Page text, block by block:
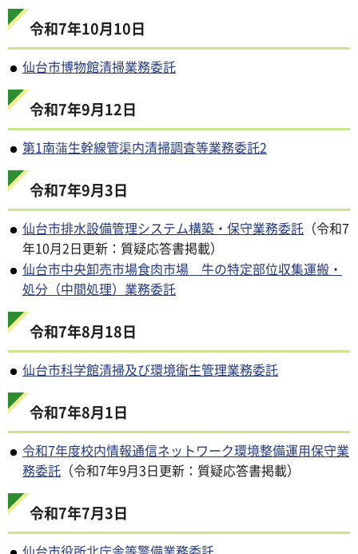
令和7年10月10日
仙台市博物館清掃業務委託
令和7年9月12日
第1南蒲生幹線管渠内清掃調査等業務委託2
令和7年9月3日
仙台市排水設備管理システム構築・保守業務委託 （令和7
年10月2日更新：質疑応答書掲載）
仙台市中央卸売市場食肉市場 牛の特定部位収集運搬・
処分（中間処理）業務委託
令和7年8月18日
仙台市科学館清掃及び環境衛生管理業務委託
令和7年8月1日
令和7年度校内情報通信ネットワーク環境整備運用保守業
務委託 （令和7年9月3日更新：質疑応答書掲載）
令和7年7月3日